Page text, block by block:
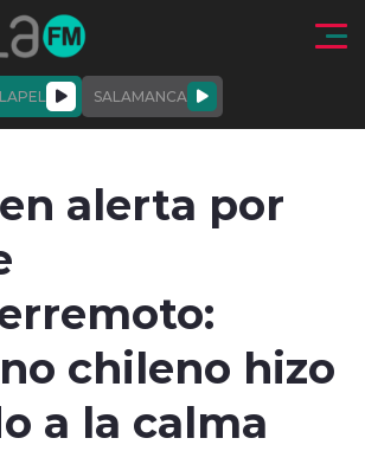
al contenido
SALAMANCA
claro
alerta por
chileno hizo
a la calma